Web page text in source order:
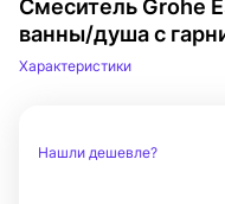
Смеситель Grohe
ванны/душа с
Характеристики
Нашли дешевле?